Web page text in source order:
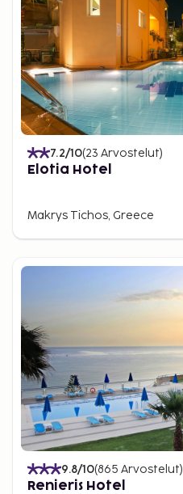
7.2/10(23 Arvostelut)
Elotia Hotel
Makrys Tichos, Greece
9.8/10(865 Arvostelut)
Renieris Hotel